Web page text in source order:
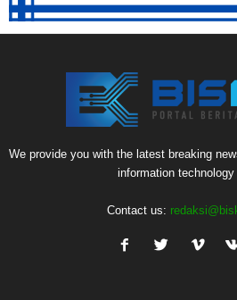
We provide you with the latest breaking
information technology
Contact us: